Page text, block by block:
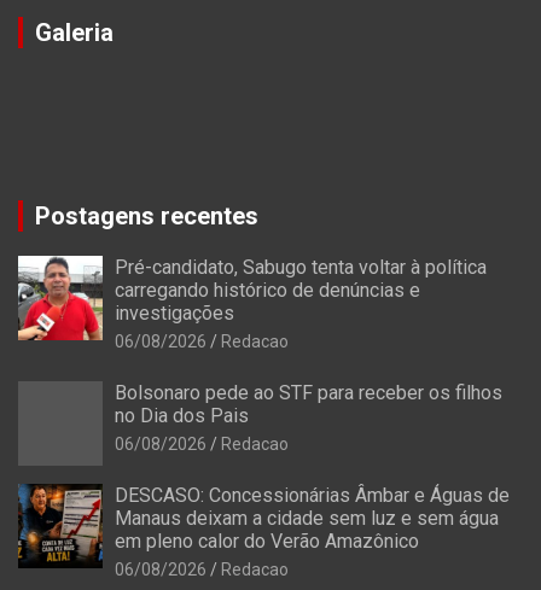
Galeria
Postagens recentes
Pré-candidato, Sabugo tenta voltar à política
carregando histórico de denúncias e
investigações
06/08/2026 Redacao
Bolsonaro pede ao STF para receber os filhos
no Dia dos Pais
06/08/2026 Redacao
DESCASO: Concessionárias Âmbar e Águas de
Manaus deixam a cidade sem luz e sem água
em pleno calor do Verão Amazônico
06/08/2026 Redacao